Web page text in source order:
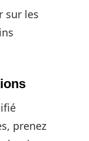
sur les
prenez